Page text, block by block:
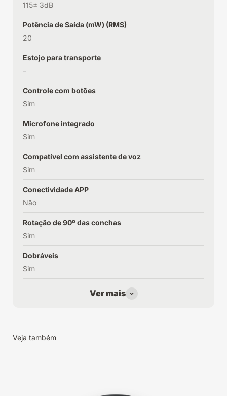
115± 3dB
Potência de Saída (mW) (RMS)
20
Estojo para transporte
–
Controle com botões
Sim
Microfone integrado
Sim
Compatível com assistente de voz
Sim
Conectividade APP
Não
Rotação de 90º das conchas
Sim
Dobráveis
Sim
Ver mais
Veja também